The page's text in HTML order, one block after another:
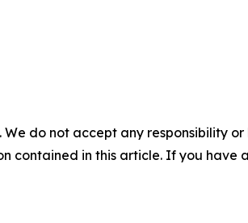
do not accept any responsibility
contained in this article. If you have